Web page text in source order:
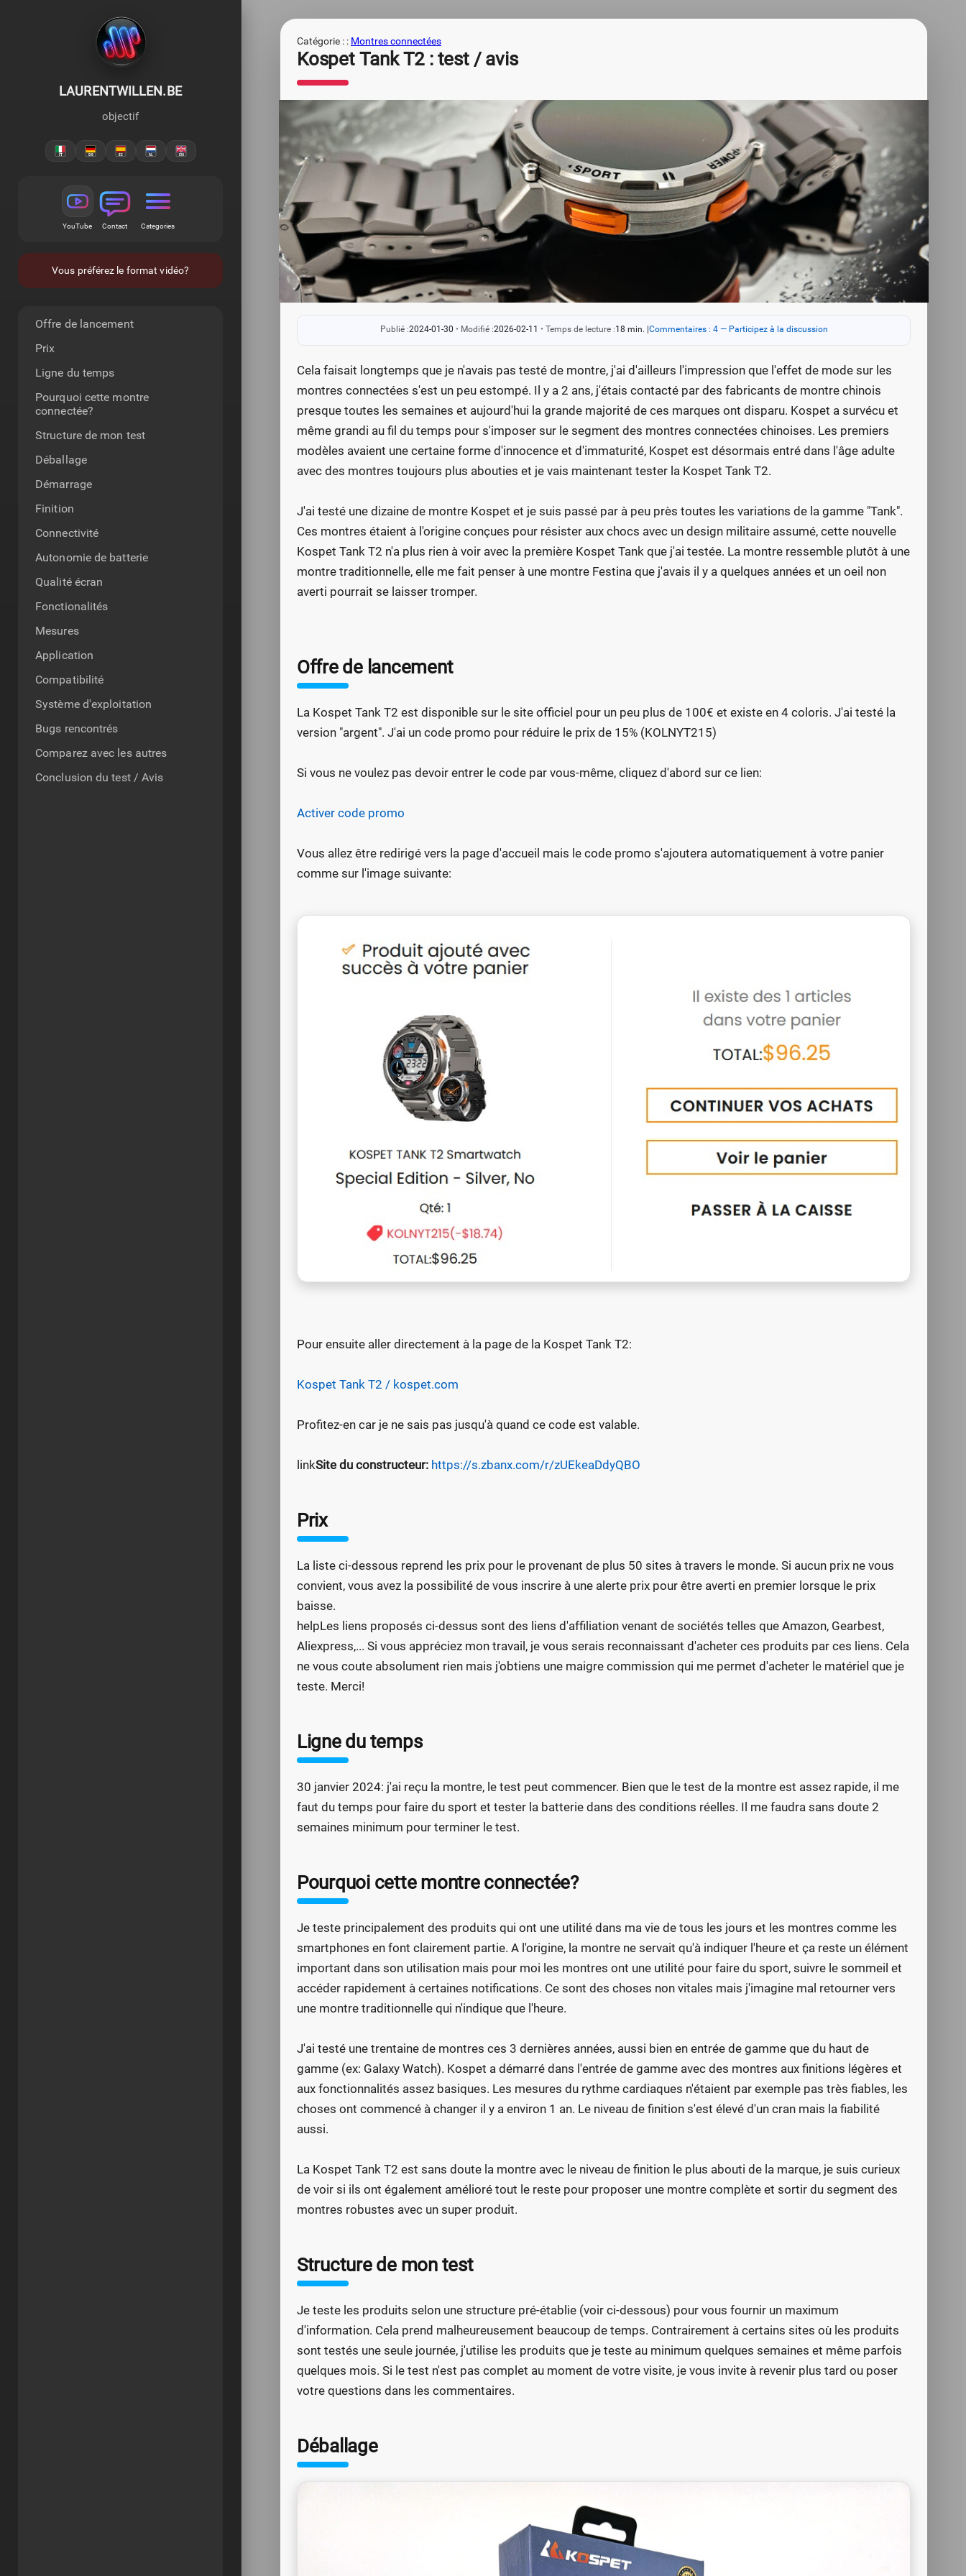
LAURENTWILLEN.BE
objectif
YouTube Contact Categories
Vous préférez le format vidéo?
Offre de lancement
Prix
Ligne du temps
Pourquoi cette montre
connectée?
Structure de mon test
Déballage
Démarrage
Finition
Connectivité
Autonomie de batterie
Qualité écran
Fonctionalités
Mesures
Application
Compatibilité
Système d'exploitation
Bugs rencontrés
Comparez avec les autres
Conclusion du test / Avis
Catégorie : : Montres connectées
Kospet Tank T2 : test / avis
Publié :2024-01-30 • Modifié :2026-02-11 • Temps de lecture :18 min. Commentaires : 4 — Participez à la discussion
Cela faisait longtemps que je n'avais pas testé de montre, j'ai d'ailleurs l'impression que l'effet de mode sur les
montres connectées s'est un peu estompé. Il y a 2 ans, j'étais contacté par des fabricants de montre chinois
presque toutes les semaines et aujourd'hui la grande majorité de ces marques ont disparu. Kospet a survécu et
même grandi au fil du temps pour s'imposer sur le segment des montres connectées chinoises. Les premiers
modèles avaient une certaine forme d'innocence et d'immaturité, Kospet est désormais entré dans l'âge adulte
avec des montres toujours plus abouties et je vais maintenant tester la Kospet Tank T2.
J'ai testé une dizaine de montre Kospet et je suis passé par à peu près toutes les variations de la gamme "Tank".
Ces montres étaient à l'origine conçues pour résister aux chocs avec un design militaire assumé, cette nouvelle
Kospet Tank T2 n'a plus rien à voir avec la première Kospet Tank que j'ai testée. La montre ressemble plutôt à une
montre traditionnelle, elle me fait penser à une montre Festina que j'avais il y a quelques années et un oeil non
averti pourrait se laisser tromper.
Offre de lancement
La Kospet Tank T2 est disponible sur le site officiel pour un peu plus de 100€ et existe en 4 coloris. J'ai testé la
version "argent". J'ai un code promo pour réduire le prix de 15% (KOLNYT215)
Si vous ne voulez pas devoir entrer le code par vous-même, cliquez d'abord sur ce lien:
Activer code promo
Vous allez être redirigé vers la page d'accueil mais le code promo s'ajoutera automatiquement à votre panier
comme sur l'image suivante:
Pour ensuite aller directement à la page de la Kospet Tank T2:
Kospet Tank T2 / kospet.com
Profitez-en car je ne sais pas jusqu'à quand ce code est valable.
linkSite du constructeur: https://s.zbanx.com/r/zUEkeaDdyQBO
Prix
La liste ci-dessous reprend les prix pour le provenant de plus 50 sites à travers le monde. Si aucun prix ne vous
convient, vous avez la possibilité de vous inscrire à une alerte prix pour être averti en premier lorsque le prix
baisse.
helpLes liens proposés ci-dessus sont des liens d'affiliation venant de sociétés telles que Amazon, Gearbest,
Aliexpress,... Si vous appréciez mon travail, je vous serais reconnaissant d'acheter ces produits par ces liens. Cela
ne vous coute absolument rien mais j'obtiens une maigre commission qui me permet d'acheter le matériel que je
teste. Merci!
Ligne du temps
30 janvier 2024: j'ai reçu la montre, le test peut commencer. Bien que le test de la montre est assez rapide, il me
faut du temps pour faire du sport et tester la batterie dans des conditions réelles. Il me faudra sans doute 2
semaines minimum pour terminer le test.
Pourquoi cette montre connectée?
Je teste principalement des produits qui ont une utilité dans ma vie de tous les jours et les montres comme les
smartphones en font clairement partie. A l'origine, la montre ne servait qu'à indiquer l'heure et ça reste un élément
important dans son utilisation mais pour moi les montres ont une utilité pour faire du sport, suivre le sommeil et
accéder rapidement à certaines notifications. Ce sont des choses non vitales mais j'imagine mal retourner vers
une montre traditionnelle qui n'indique que l'heure.
J'ai testé une trentaine de montres ces 3 dernières années, aussi bien en entrée de gamme que du haut de
gamme (ex: Galaxy Watch). Kospet a démarré dans l'entrée de gamme avec des montres aux finitions légères et
aux fonctionnalités assez basiques. Les mesures du rythme cardiaques n'étaient par exemple pas très fiables, les
choses ont commencé à changer il y a environ 1 an. Le niveau de finition s'est élevé d'un cran mais la fiabilité
aussi.
La Kospet Tank T2 est sans doute la montre avec le niveau de finition le plus abouti de la marque, je suis curieux
de voir si ils ont également amélioré tout le reste pour proposer une montre complète et sortir du segment des
montres robustes avec un super produit.
Structure de mon test
Je teste les produits selon une structure pré-établie (voir ci-dessous) pour vous fournir un maximum
d'information. Cela prend malheureusement beaucoup de temps. Contrairement à certains sites où les produits
sont testés une seule journée, j'utilise les produits que je teste au minimum quelques semaines et même parfois
quelques mois. Si le test n'est pas complet au moment de votre visite, je vous invite à revenir plus tard ou poser
votre questions dans les commentaires.
Déballage